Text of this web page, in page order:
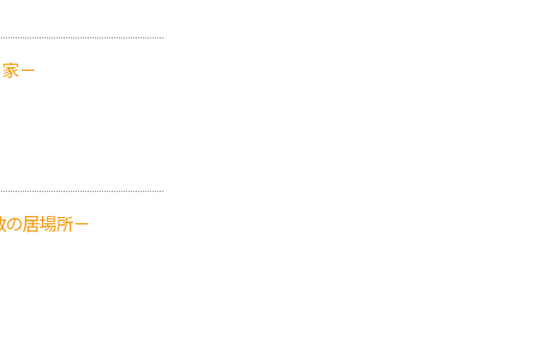
－
の居場所－